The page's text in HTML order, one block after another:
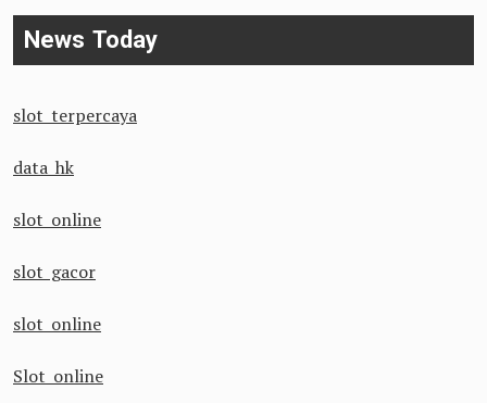
News Today
slot terpercaya
data hk
slot online
slot gacor
slot online
Slot online